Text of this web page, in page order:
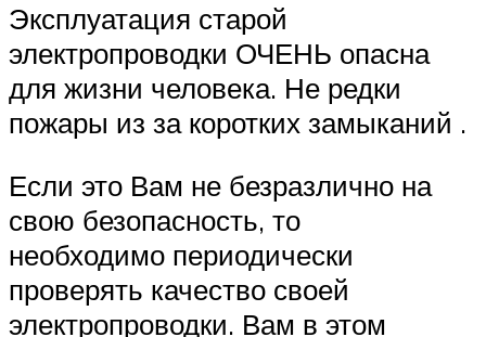
Эксплуатация старой
электропроводки ОЧЕНЬ опасна
для жизни человека. Не редки
пожары из за коротких замыканий .
Если это Вам не безразлично на
свою безопасность, то
необходимо периодически
проверять качество своей
электропроводки. Вам в этом